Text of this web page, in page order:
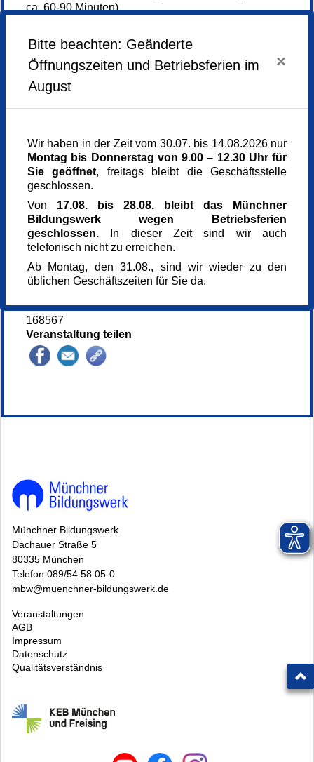
ca. 60-90 Minuten)
Es handelt sich um eine Veranstaltung des ASZ
Erwachsenenbildung.
Bitte rufen Sie für weitere Informationen sowie zur
Anmeldung bei der dort angegebenen
Telefonnummer an.
Anmelden
Montag,11.05.2026, 12.30 - 13.30 Uhr
Veranstaltungsort
Alten- und Service-Zentrum Schwabing-West,
Schweizer Saal
Hiltenspergerstr. 76
80796 München
Sonstige Mitglieder
306 691-10
Kursgebühr
Kursnummer
168567
Veranstaltung teilen
Münchner Bildungswerk
Dachauer Straße 5
80335 München
Telefon 089/54 58 05-0
mbw@muenchner-bildungswerk.de
Veranstaltungen
AGB
Impressum
Datenschutz
Qualitätsverständnis
Bitte beachten: Geänderte
Öffnungszeiten und Betriebsferien im
August
×
Wir haben in der Zeit vom 30.07. bis 14.08.2026 nur
Montag bis Donnerstag von 9.00 – 12.30 Uhr für
Sie geöffnet, freitags bleibt die Geschäftsstelle
geschlossen.
Von 17.08. bis 28.08. bleibt das Münchner
Bildungswerk wegen Betriebsferien
geschlossen. In dieser Zeit sind wir auch
telefonisch nicht zu erreichen.
Ab Montag, den 31.08., sind wir wieder zu den
üblichen Geschäftszeiten für Sie da.